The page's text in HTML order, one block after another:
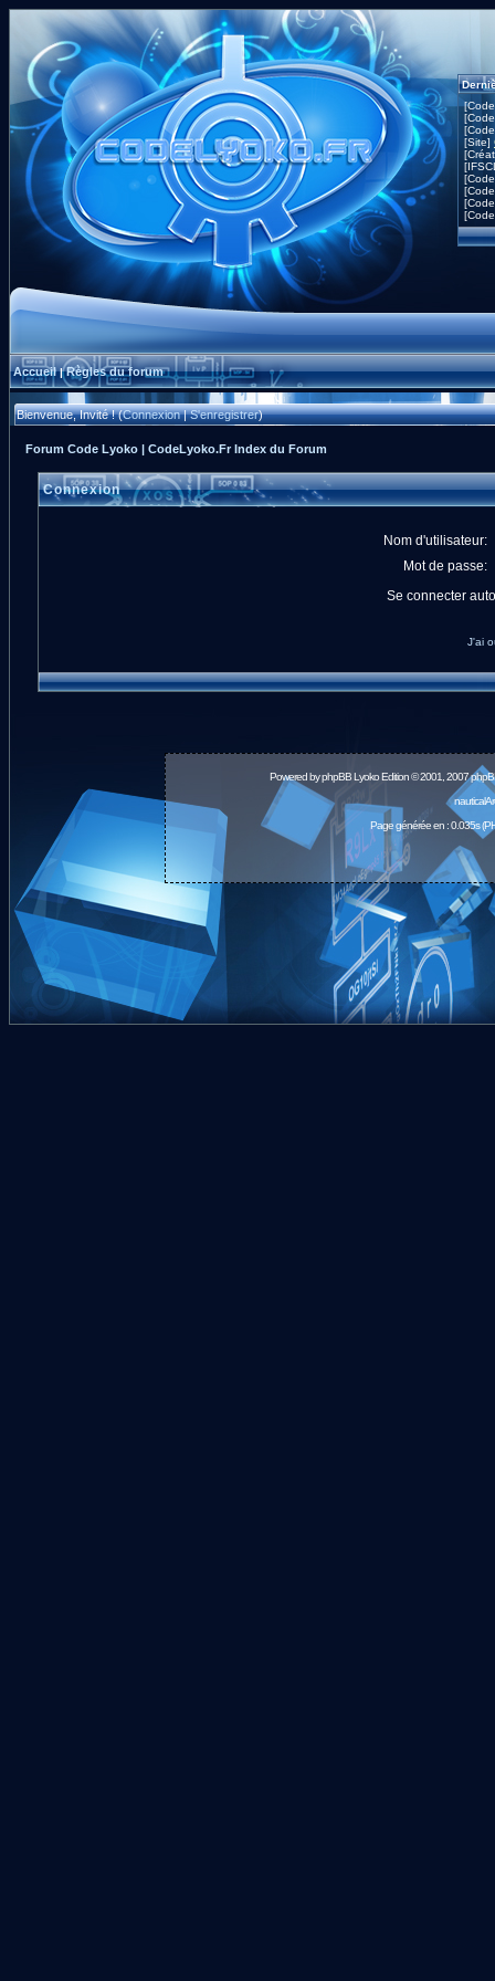
[Site]
Accueil|Règles du forum
Bienvenue, Invité ! (Connexion|S'enregistrer)
Forum Code Lyoko | CodeLyoko.Fr Index du Forum
Connexion
Nom d'utilisateur:
Mot de passe:
Se connecter
J'ai
Powered byphpBBLyoko Edition © 2001, 2007
Page générée en : 0.035s